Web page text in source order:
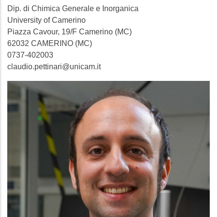
Dip. di Chimica Generale e Inorganica
University of Camerino
Piazza Cavour, 19/F Camerino (MC)
62032 CAMERINO (MC)
0737-402003
claudio.pettinari@unicam.it